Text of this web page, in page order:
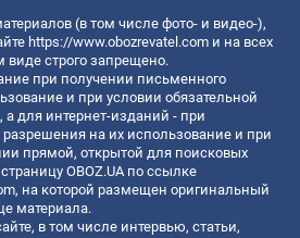
(в том числе фото- и видео-),
https://www.obozrevatel.com и на всех
строго запрещено.
при получении письменного
и при условии обязательной
а для интернет-изданий - при
на их использование и при
прямой, открытой для поисковых
OBOZ.UA по ссылке
, на которой размещен оригинальный
материала.
в том числе интервью, статьи,